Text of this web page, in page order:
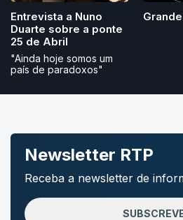
Entrevista a Nuno
Duarte sobre a ponte
25 de Abril
"Ainda hoje somos um
país de paradoxos"
Newsletter RTP
Receba a newsletter de